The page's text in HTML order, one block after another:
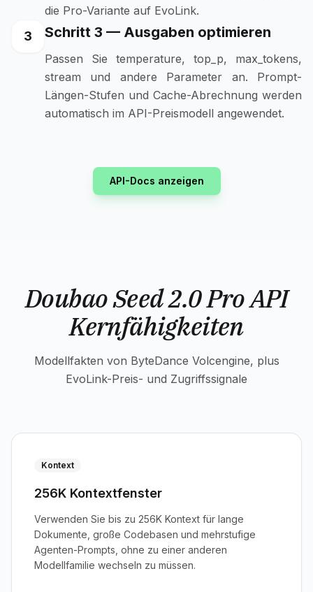
die Pro-Variante auf EvoLink.
3 Schritt 3 — Ausgaben optimieren
Passen Sie temperature, top_p, max_tokens,
stream und andere Parameter an. Prompt-
Längen-Stufen und Cache-Abrechnung werden
automatisch im API-Preismodell angewendet.
API-Docs anzeigen
Doubao Seed 2.0 Pro API
Kernfähigkeiten
Modellfakten von ByteDance Volcengine, plus
EvoLink-Preis- und Zugriffssignale
Kontext
256K Kontextfenster
Verwenden Sie bis zu 256K Kontext für lange
Dokumente, große Codebasen und mehrstufige
Agenten-Prompts, ohne zu einer anderen
Modellfamilie wechseln zu müssen.